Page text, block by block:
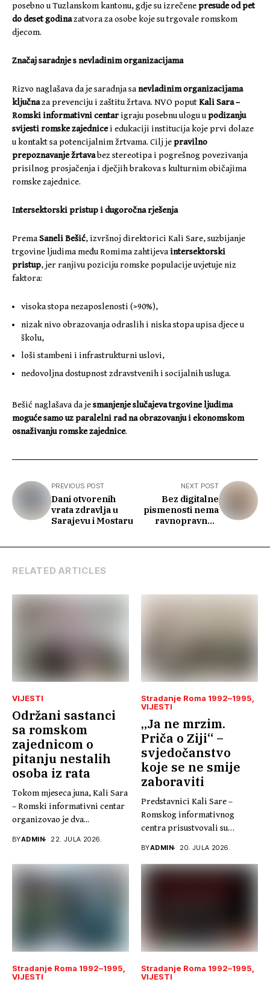
posebno u Tuzlanskom kantonu, gdje su izrečenepresude od pet
do deset godinazatvora za osobe koje su trgovale romskom
djecom.
Značaj saradnje s nevladinim organizacijama
Rizvo naglašava da je saradnja sanevladinim organizacijama
ključnaza prevenciju i zaštitu žrtava. NVO poputKali Sara –
Romski informativni centarigraju posebnu ulogu upodizanju
svijesti romske zajednicei edukaciji institucija koje prvi dolaze
u kontakt sa potencijalnim žrtvama. Cilj jepravilno
prepoznavanje žrtavabez stereotipa i pogrešnog povezivanja
prisilnog prosjačenja i dječjih brakova s kulturnim običajima
romske zajednice.
Intersektorski pristup i dugoročna rješenja
PremaSaneli Bešić, izvršnoj direktorici Kali Sare, suzbijanje
trgovine ljudima među Romima zahtijevaintersektorski
pristup, jer ranjivu poziciju romske populacije uvjetuje niz
faktora:
visoka stopa nezaposlenosti (>90%),
nizak nivo obrazovanja odraslih i niska stopa upisa djece u
školu,
loši stambeni i infrastrukturni uslovi,
nedovoljna dostupnost zdravstvenih i socijalnih usluga.
Bešić naglašava da jesmanjenje slučajeva trgovine ljudima
moguće samo uz paralelni rad na obrazovanju i ekonomskom
osnaživanju romske zajednice.
PREVIOUS POST
Dani otvorenih
vrata zdravlja u
Sarajevu i Mostaru
NEXT POST
Bez digitalne
pismenosti nema
ravnopravnog
RELATED ARTICLES
VIJESTI
Održani sastanci
sa romskom
zajednicom o
pitanju nestalih
osoba iz rata
Tokom mjeseca juna, Kali Sara
– Romski informativni centar
organizovao je dva...
BYADMIN 22. JULA 2026.
Stradanje Roma 1992–1995
VIJESTI
„Ja ne mrzim.
Priča o Ziji“ –
svjedočanstvo
koje se ne smije
zaboraviti
Predstavnici Kali Sare –
Romskog informativnog
centra prisustvovali su
BYADMIN 20. JULA 2026.
Stradanje Roma 1992–1995
VIJESTI
Stradanje Roma 1992–1995
VIJESTI